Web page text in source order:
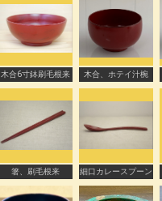
木合6寸鉢刷毛根来 木合、ホテイ汁椀
箸、刷毛根来 細口カレースプーン